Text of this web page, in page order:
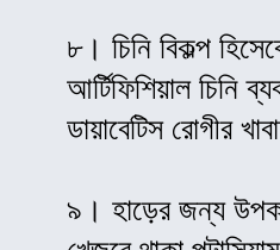
৮। চিনি বিকল্প
আর্টিফিশিয়াল চিনি
ডায়াবেটিস রোগীর
৯। হাড়ের জন্য